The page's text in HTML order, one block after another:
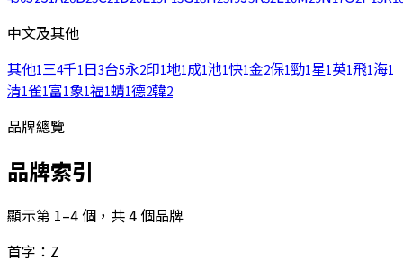
中文及其他
其他1三4千1日3台5永2印1地1成1池1快1金2保1勁1星1英1飛1海1
清1雀1富1象1福1蜻1德2韓2
品牌總覽
品牌索引
顯示第 1–4 個，共 4 個品牌
首字：Z